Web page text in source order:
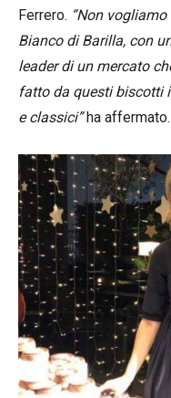
Ferrero. “Non
Bianco di Barilla, con
leader di un mercato
fatto da questi biscotti
e classici”ha affermato.